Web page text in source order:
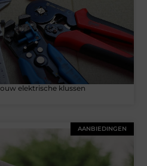
elektrische klussen
AANBIEDINGEN